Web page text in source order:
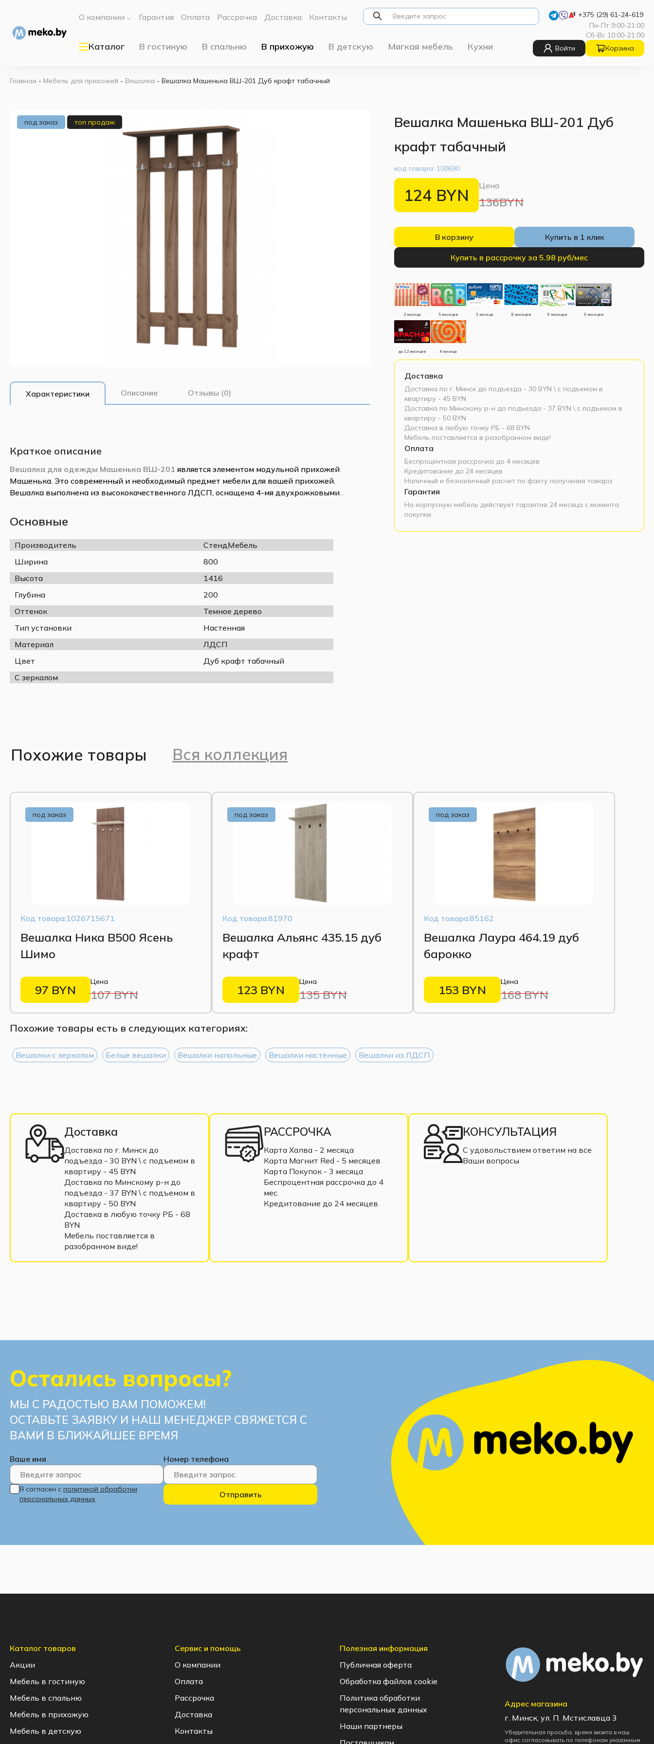
О компании Гарантия Оплата Рассрочка Доставка Контакты
+375 (29) 61-24-619
Пн-Пт 9:00-21:00
Сб-Вс 10:00-21:00
Каталог В гостиную В спальню В прихожую В детскую Мягкая мебель Кухни Войти Корзина
Главная - Мебель для прихожей - Вешалка - Вешалка Машенька ВШ-201 Дуб крафт табачный
под заказ топ продаж
Характеристики Описание Отзывы (0)
Краткое описание
Вешалка для одежды Машенька ВШ-201 является элементом модульной прихожей
Машенька. Это современный и необходимый предмет мебели для вашей прихожей.
Вешалка выполнена из высококачественного ЛДСП, оснащена 4-мя двухрожковыми
прекрасно впишется в интерьер вашей прихожей.
Цвет:
Корпус
Дуб крафт
табачный
Спецификация:
Ширина, мм
800
Высота, мм
1416
Основные
Производитель
СтендМебель
Ширина
800
Высота
1416
Глубина
200
Оттенок
Темное дерево
Тип установки
Настенная
Материал
ЛДСП
Цвет
Дуб крафт табачный
С зеркалом
Вешалка Машенька ВШ-201 Дуб
крафт табачный
код товара: 100690
124 BYN Цена
136BYN
В корзину Купить в 1 клик
Купить в рассрочку за 5.98 руб/мес
2 месяца 5 месяцев 3 месяца 8 месяцев 6 месяцев 6 месяцев
до 12 месяцев 4 месяца
Доставка
Доставка по г. Минск до подъезда - 30 BYN \ c подъемом в
квартиру - 45 BYN
Доставка по Минскому р-н до подъезда - 37 BYN \ c подъемом в
квартиру - 50 BYN
Доставка в любую точку РБ - 68 BYN
Мебель поставляется в разобранном виде!
Оплата
Беспроцентная рассрочка до 4 месяцев
Кредитование до 24 месяцев
Наличный и безналичный расчет по факту получения товара
Гарантия
На корпусную мебель действует гарантия 24 месяца с момента
покупки
Похожие товары Вся коллекция
под заказ
Код товара:1026715671
Вешалка Ника В500 Ясень
Шимо
Цена
107 BYN
97 BYN
под заказ
Код товара:81970
Вешалка Альянс 435.15 дуб
крафт
Цена
135 BYN
123 BYN
под заказ
Код товара:85162
Вешалка Лаура 464.19 дуб
барокко
Цена
168 BYN
153 BYN
Похожие товары есть в следующих категориях:
Вешалки с зеркалом Белые вешалки Вешалки напольные Вешалки настенные Вешалки из ЛДСП
Доставка
Доставка по г. Минск до
подъезда - 30 BYN \ c подъемом в
квартиру - 45 BYN
Доставка по Минскому р-н до
подъезда - 37 BYN \ c подъемом в
квартиру - 50 BYN
Доставка в любую точку РБ - 68
BYN
Мебель поставляется в
разобранном виде!
РАССРОЧКА
Карта Халва - 2 месяца
Карта Магнит Red - 5 месяцев
Карта Покупок - 3 месяца
Беспроцентная рассрочка до 4
мес.
Кредитование до 24 месяцев
КОНСУЛЬТАЦИЯ
С удовольствием ответим на все
Ваши вопросы
Остались вопросы?
МЫ С РАДОСТЬЮ ВАМ ПОМОЖЕМ!
ОСТАВЬТЕ ЗАЯВКУ И НАШ МЕНЕДЖЕР СВЯЖЕТСЯ С
ВАМИ В БЛИЖАЙШЕЕ ВРЕМЯ
Ваше имя Номер телефона
Я согласен с политикой обработки
персональных данных
Отправить
Каталог товаров
Акции
Мебель в гостиную
Мебель в спальню
Мебель в прихожую
Мебель в детскую
Сервис и помощь
О компании
Оплата
Рассрочка
Доставка
Контакты
Полезная информация
Публичная оферта
Обработка файлов cookie
Политика обработки
персональных данных
Наши партнеры
Адрес магазина
г. Минск, ул. П. Мстиславца 3
Убедительная просьба, время визита в наш
офис согласовывать по телефонам указанным